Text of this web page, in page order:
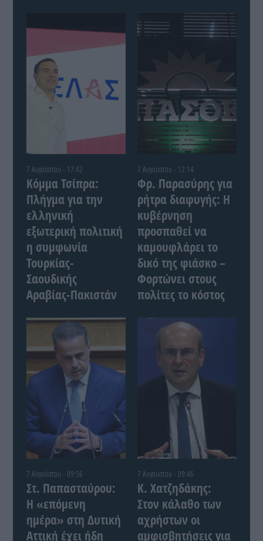
7 Αυγούστου - 17:42
Κόμμα Τσίπρα:
Πλήγμα για την
ελληνική
εξωτερική πολιτική
η συμφωνία
Τουρκίας-
Σαουδικής
Αραβίας-Πακιστάν
7 Αυγούστου - 12:14
Φρ. Παρασύρης για
ρήτρα διαφυγής: Η
κυβέρνηση
προσπαθεί να
καμουφλάρει το
δικό της φιάσκο –
Φορτώνει στους
πολίτες το κόστος
7 Αυγούστου - 09:56
Στ. Παπασταύρου:
Η «επόμενη
ημέρα» στη Δυτική
Αττική έχει ήδη
7 Αυγούστου - 09:46
Κ. Χατζηδάκης:
Στον κάλαθο των
αχρήστων οι
αμφισβητήσεις για